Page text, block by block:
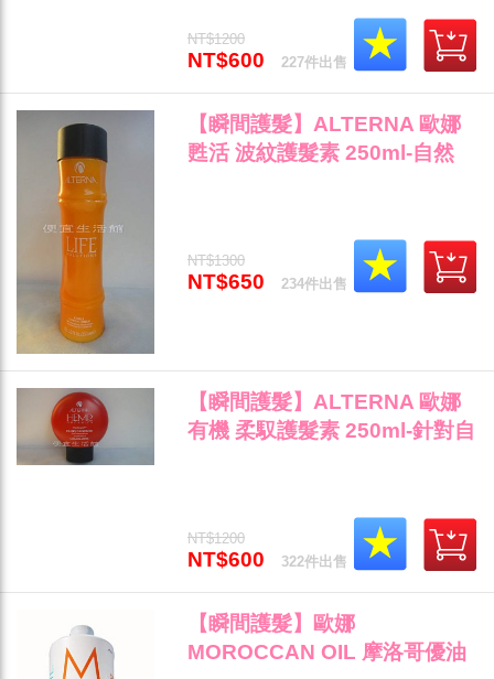
NT$1200
NT$600 227件出售
【瞬間護髮】ALTERNA 歐娜
甦活 波紋護髮素 250ml-自然
NT$1300
NT$650 234件出售
【瞬間護髮】ALTERNA 歐娜
有機 柔馭護髮素 250ml-針對自
NT$1200
NT$600 322件出售
【瞬間護髮】歐娜
MOROCCAN OIL 摩洛哥優油